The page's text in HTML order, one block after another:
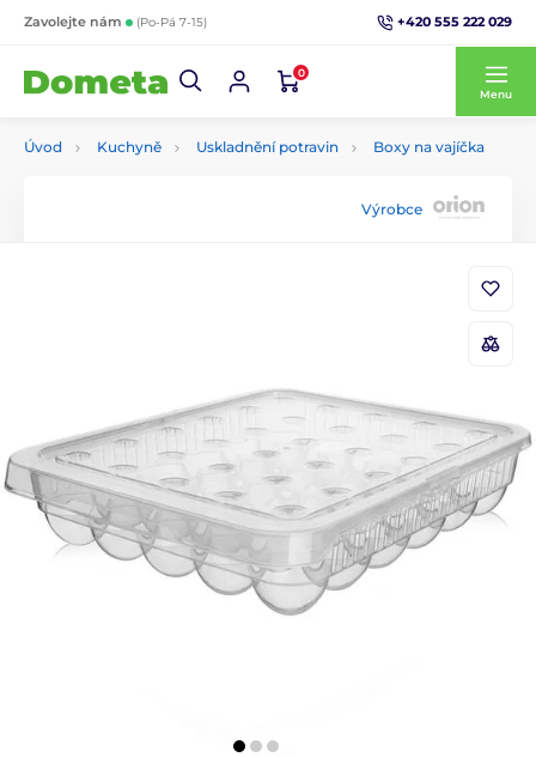
Zavolejte nám (Po-Pá 7-15) +420 555 222 029
0
Menu
Úvod Kuchyně Uskladnění potravin Boxy na vajíčka
Výrobce